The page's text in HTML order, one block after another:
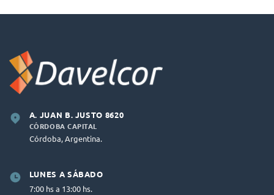
A. JUAN B. JUSTO 8620
CÓRDOBA CAPITAL
Córdoba, Argentina.
LUNES A SÁBADO
7:00 hs a 13:00 hs.